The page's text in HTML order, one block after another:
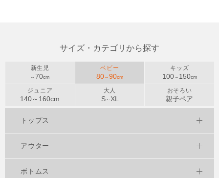
サイズ・カテゴリから探す
新生児
～ 70cm
ベビー
80～90cm
キッズ
100～ 150cm
ジュニア
140～ 160cm
大人
S～ XL
おそろい
親子ペア
トップス
アウター
ボトムス